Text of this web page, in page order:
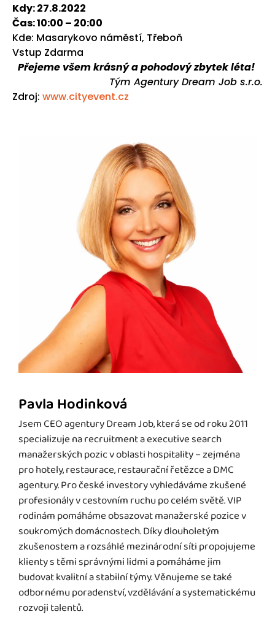
Kdy: 27.8.2022
Čas: 10:00 – 20:00
Kde: Masarykovo náměstí, Třeboň
Vstup Zdarma
Přejeme všem krásný a pohodový zbytek léta!
Tým Agentury Dream Job s.r.o.
Zdroj: www.cityevent.cz
Pavla Hodinková
Jsem CEO agentury Dream Job, která se od roku 2011
specializuje na recruitment a executive search
manažerských pozic v oblasti hospitality – zejména
pro hotely, restaurace, restaurační řetězce a DMC
agentury. Pro české investory vyhledáváme zkušené
profesionály v cestovním ruchu po celém světě. VIP
rodinám pomáháme obsazovat manažerské pozice v
soukromých domácnostech. Díky dlouholetým
zkušenostem a rozsáhlé mezinárodní síti propojujeme
klienty s těmi správnými lidmi a pomáháme jim
budovat kvalitní a stabilní týmy. Věnujeme se také
odbornému poradenství, vzdělávání a systematickému
rozvoji talentů.